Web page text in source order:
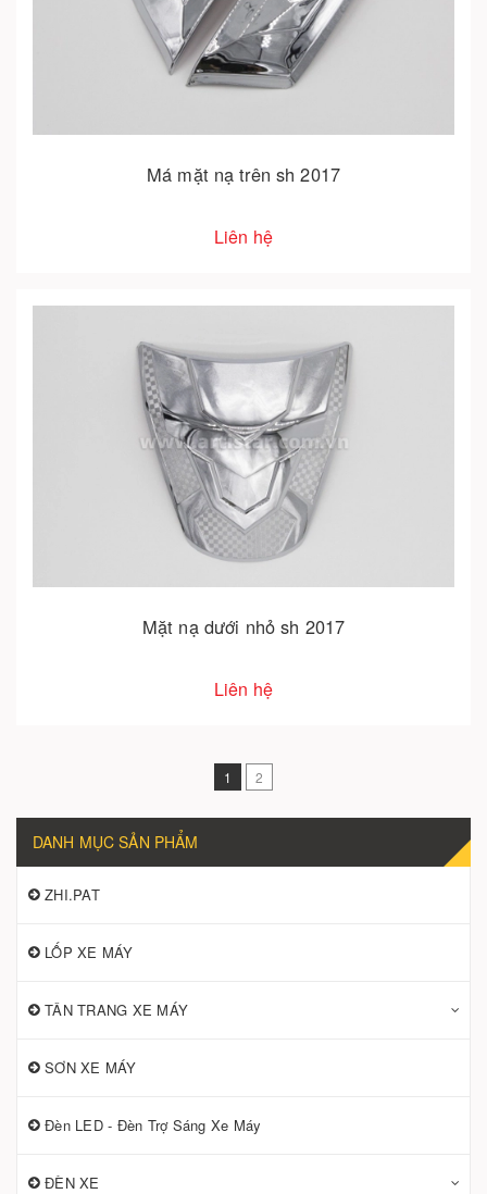
Má mặt nạ trên sh 2017
Liên hệ
Mặt nạ dưới nhỏ sh 2017
Liên hệ
1 2
DANH MỤC SẢN PHẨM
ZHI.PAT
LỐP XE MÁY
TÂN TRANG XE MÁY
SƠN XE MÁY
Đèn LED - Đèn Trợ Sáng Xe Máy
ĐÈN XE